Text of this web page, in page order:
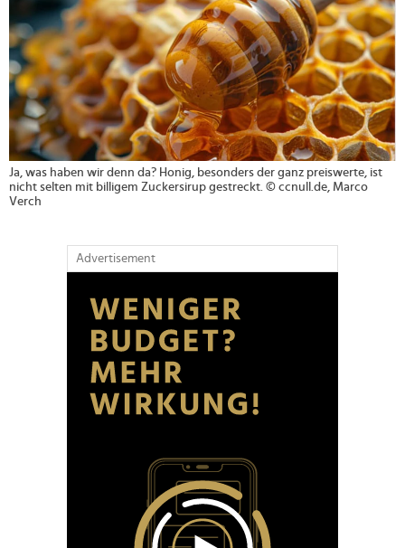
Ja, was haben wir denn da? Honig, besonders der ganz preiswerte, ist
nicht selten mit billigem Zuckersirup gestreckt. © ccnull.de, Marco
Verch
Advertisement